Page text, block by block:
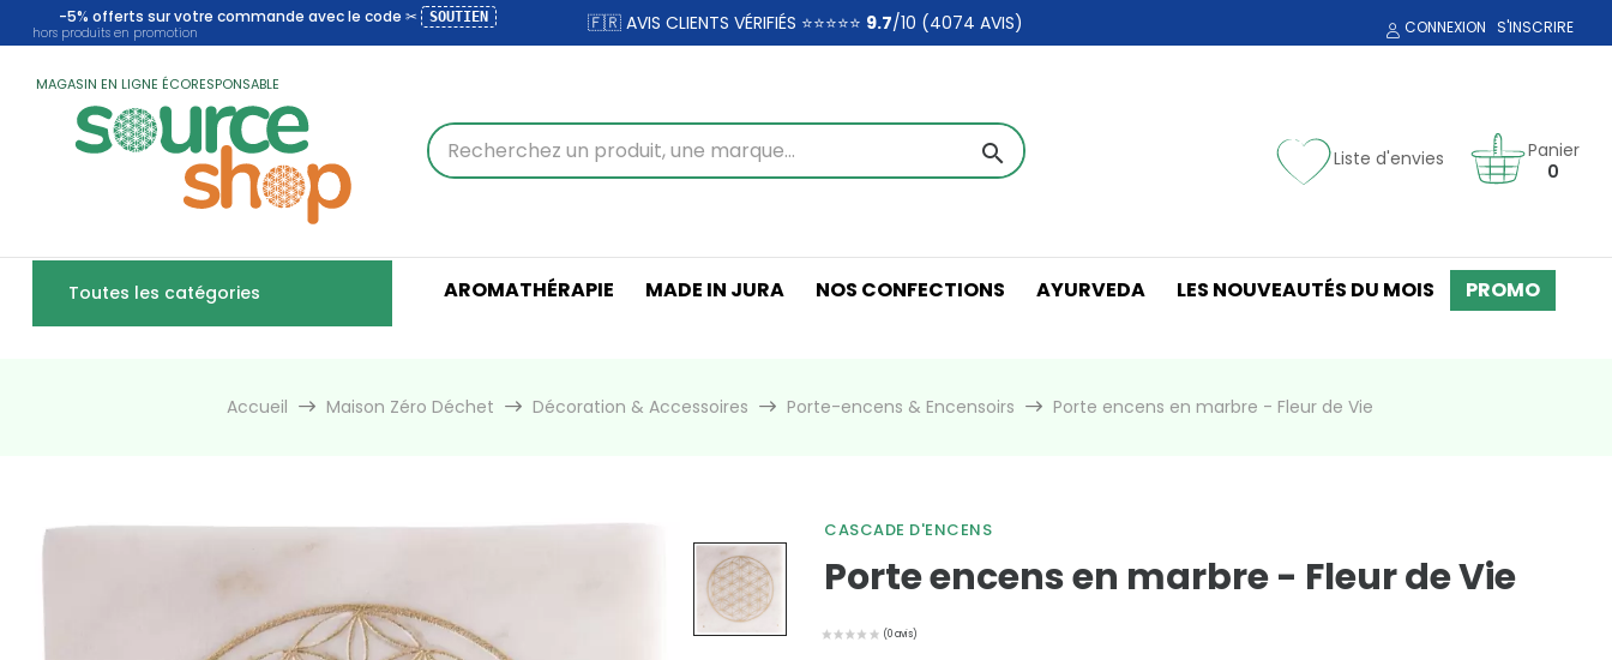
-5% offerts sur votre commande avec le code ✂ SOUTIEN
hors produits en promotion 🇫🇷 AVIS CLIENTS VÉRIFIÉS ⭐⭐⭐⭐⭐ 9.7/10 (4074 AVIS) CONNEXION S'INSCRIRE
MAGASIN EN LIGNE ÉCORESPONSABLE
search Liste d'envies
Panier
0
Toutes les catégories AROMATHÉRAPIE MADE IN JURA NOS CONFECTIONS AYURVEDA LES NOUVEAUTÉS DU MOIS PROMO
Accueil Maison Zéro Déchet Décoration & Accessoires Porte-encens & Encensoirs Porte encens en marbre - Fleur de Vie
CASCADE D'ENCENS
Porte encens en marbre - Fleur de Vie